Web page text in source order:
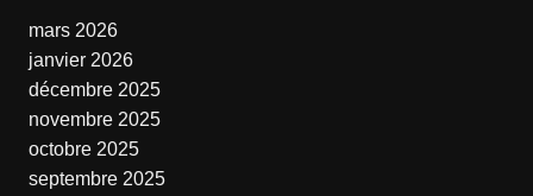
mars 2026
janvier 2026
décembre 2025
novembre 2025
octobre 2025
septembre 2025